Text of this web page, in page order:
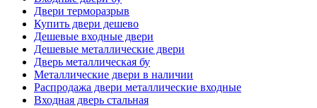
Двери терморазрыв
Купить двери дешево
Дешевые входные двери
Дешевые металлические двери
Дверь металлическая бу
Металлические двери в наличии
Распродажа двери металлические входные
Входная дверь стальная